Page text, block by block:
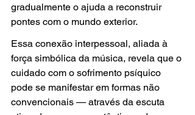
gradualmente o ajuda a reconstruir
pontes com o mundo exterior.
Essa conexão interpessoal, aliada à
força simbólica da música, revela que o
cuidado com o sofrimento psíquico
pode se manifestar em formas não
convencionais — através da escuta